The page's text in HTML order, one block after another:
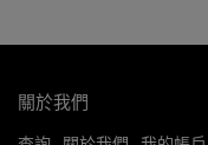
關於我們